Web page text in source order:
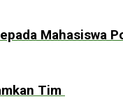
Mahasiswa
Tim